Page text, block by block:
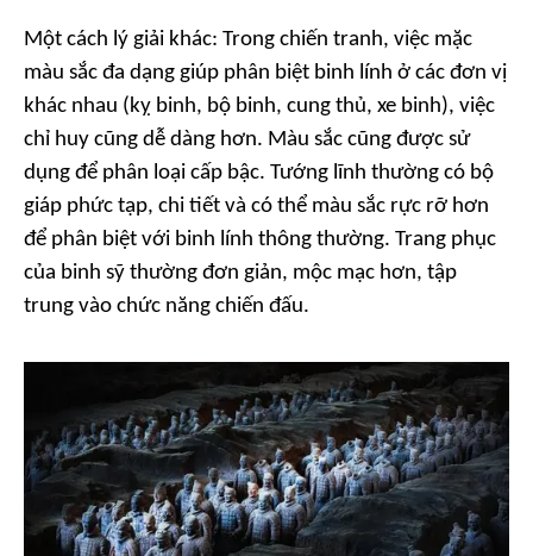
Một cách lý giải khác: Trong chiến tranh, việc mặc
màu sắc đa dạng giúp phân biệt binh lính ở các đơn vị
khác nhau (kỵ binh, bộ binh, cung thủ, xe binh), việc
chỉ huy cũng dễ dàng hơn. Màu sắc cũng được sử
dụng để phân loại cấp bậc. Tướng lĩnh thường có bộ
giáp phức tạp, chi tiết và có thể màu sắc rực rỡ hơn
để phân biệt với binh lính thông thường. Trang phục
của binh sỹ thường đơn giản, mộc mạc hơn, tập
trung vào chức năng chiến đấu.